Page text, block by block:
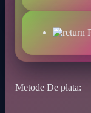
Metode De plata: